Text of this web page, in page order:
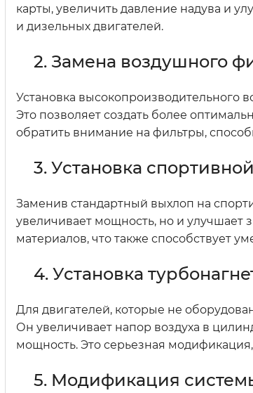
карты, увеличить давление надува и
и дизельных двигателей.
2. Замена воздушного
Установка высокопроизводительного
Это позволяет создать более
обратить внимание на фильтры,
3. Установка
Заменив стандартный выхлоп на
увеличивает мощность, но и улучшает
материалов, что также способствует
4. Установка
Для двигателей, которые не
Он увеличивает напор воздуха в
мощность. Это серьезная
5. Модификация